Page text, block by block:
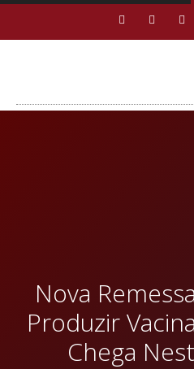
Nova
Produzir
Chega